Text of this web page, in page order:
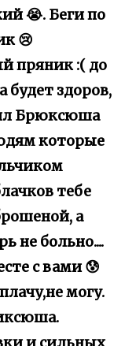
😭. Беги по
😢
пряник :( до
будет здоров,
Брюксюша
которые
тебе
а
не больно....
с вами 😰
могу.